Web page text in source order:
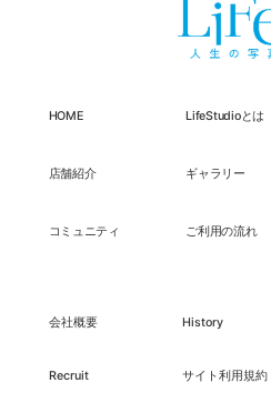
HOME LifeStudioとは
店舗紹介 ギャラリー
コミュニティ ご利用の流れ
会社概要 History
Recruit サイト利用規約